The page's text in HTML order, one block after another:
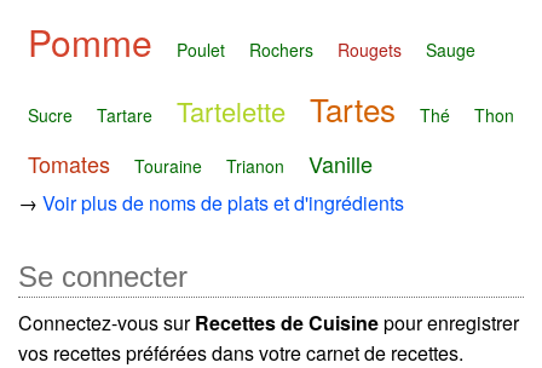
Pomme Poulet Rochers Rougets Sauge
Sucre Tartare Tartelette Tartes Thé Thon
Tomates Touraine Trianon Vanille
→ Voir plus de noms de plats et d'ingrédients
Se connecter
Connectez-vous surRecettes de Cuisinepour enregistrer
vos recettes préférées dans votre carnet de recettes.